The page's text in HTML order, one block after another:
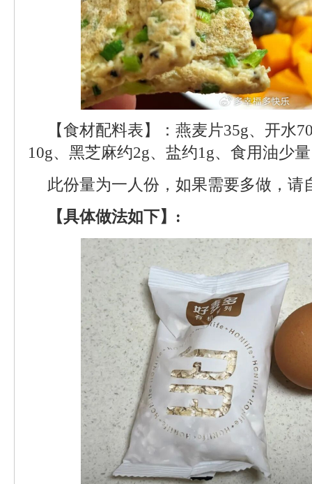
【食材配料表】：燕麦片35g、开水
10g、黑芝麻约2g、盐约1g、食用油少
此份量为一人份，如果需要多做，请
【具体做法如下】: